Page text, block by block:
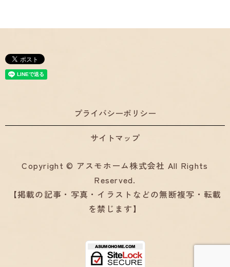
プライバシーポリシー
サイトマップ
Copyright © アスモホーム株式会社 All Rights
Reserved.
【掲載の記事・写真・イラストなどの無断複写・転載
を禁じます】